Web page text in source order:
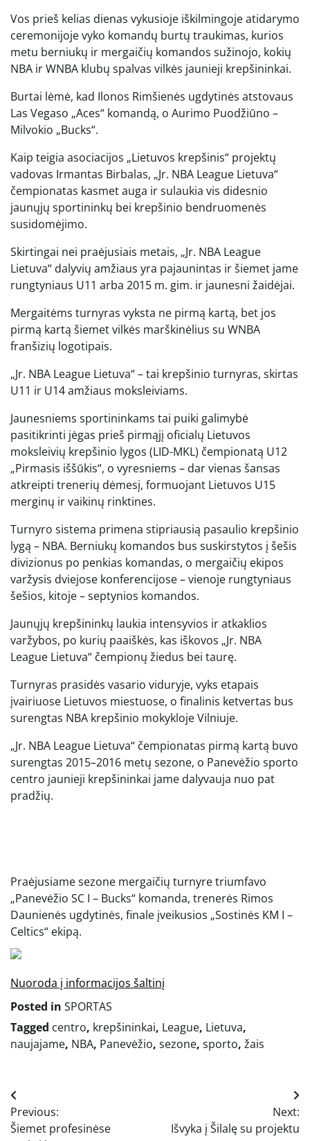
Vos prieš kelias dienas vykusioje iškilmingoje atidarymo
ceremonijoje vyko komandų burtų traukimas, kurios
metu berniukų ir mergaičių komandos sužinojo, kokių
NBA ir WNBA klubų spalvas vilkės jaunieji krepšininkai.
Burtai lėmė, kad Ilonos Rimšienės ugdytinės atstovaus
Las Vegaso „Aces“ komandą, o Aurimo Puodžiūno –
Milvokio „Bucks“.
Kaip teigia asociacijos „Lietuvos krepšinis“ projektų
vadovas Irmantas Birbalas, „Jr. NBA League Lietuva“
čempionatas kasmet auga ir sulaukia vis didesnio
jaunųjų sportininkų bei krepšinio bendruomenės
susidomėjimo.
Skirtingai nei praėjusiais metais, „Jr. NBA League
Lietuva“ dalyvių amžiaus yra pajaunintas ir šiemet jame
rungtyniaus U11 arba 2015 m. gim. ir jaunesni žaidėjai.
Mergaitėms turnyras vyksta ne pirmą kartą, bet jos
pirmą kartą šiemet vilkės marškinėlius su WNBA
franšizių logotipais.
„Jr. NBA League Lietuva“ – tai krepšinio turnyras, skirtas
U11 ir U14 amžiaus moksleiviams.
Jaunesniems sportininkams tai puiki galimybė
pasitikrinti jėgas prieš pirmąjį oficialų Lietuvos
moksleivių krepšinio lygos (LID-MKL) čempionatą U12
„Pirmasis iššūkis“, o vyresniems – dar vienas šansas
atkreipti trenerių dėmesį, formuojant Lietuvos U15
merginų ir vaikinų rinktines.
Turnyro sistema primena stipriausią pasaulio krepšinio
lygą – NBA. Berniukų komandos bus suskirstytos į šešis
divizionus po penkias komandas, o mergaičių ekipos
varžysis dviejose konferencijose – vienoje rungtyniaus
šešios, kitoje – septynios komandos.
Jaunųjų krepšininkų laukia intensyvios ir atkaklios
varžybos, po kurių paaiškės, kas iškovos „Jr. NBA
League Lietuva“ čempionų žiedus bei taurę.
Turnyras prasidės vasario viduryje, vyks etapais
įvairiuose Lietuvos miestuose, o finalinis ketvertas bus
surengtas NBA krepšinio mokykloje Vilniuje.
„Jr. NBA League Lietuva“ čempionatas pirmą kartą buvo
surengtas 2015–2016 metų sezone, o Panevėžio sporto
centro jaunieji krepšininkai jame dalyvauja nuo pat
pradžių.
Praėjusiame sezone mergaičių turnyre triumfavo
„Panevėžio SC I – Bucks“ komanda, trenerės Rimos
Daunienės ugdytinės, finale įveikusios „Sostinės KM I –
Celtics“ ekipą.
Nuoroda į informacijos šaltinį
Posted in SPORTAS
Tagged centro, krepšininkai, League, Lietuva,
naujajame, NBA, Panevėžio, sezone, sporto, žais
Navigacija
tarp
Previous:
Šiemet profesinėse
Next:
Išvyka į Šilalę su projektu